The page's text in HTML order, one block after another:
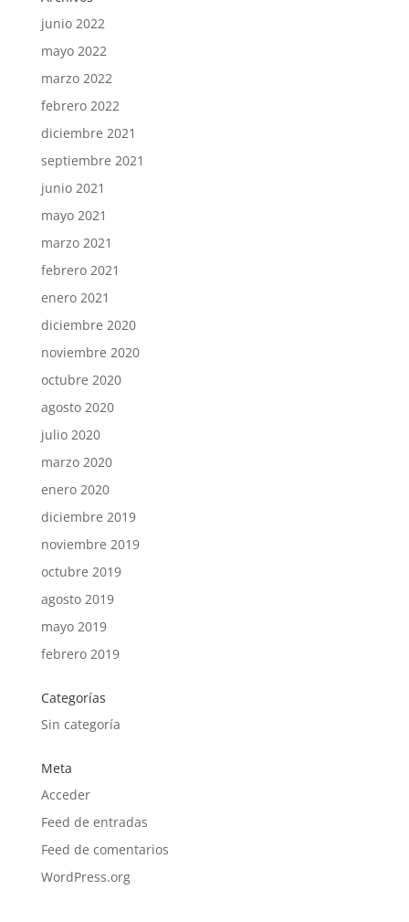
junio 2022
mayo 2022
marzo 2022
febrero 2022
diciembre 2021
septiembre 2021
junio 2021
mayo 2021
marzo 2021
febrero 2021
enero 2021
diciembre 2020
noviembre 2020
octubre 2020
agosto 2020
julio 2020
marzo 2020
enero 2020
diciembre 2019
noviembre 2019
octubre 2019
agosto 2019
mayo 2019
febrero 2019
Categorías
Sin categoría
Meta
Acceder
Feed de entradas
Feed de comentarios
WordPress.org